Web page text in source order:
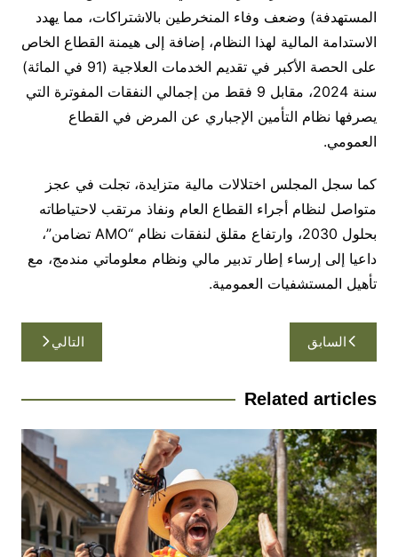
المستهدفة) وضعف وفاء المنخرطين بالاشتراكات، مما يهدد
الاستدامة المالية لهذا النظام، إضافة إلى هيمنة القطاع الخاص
على الحصة الأكبر في تقديم الخدمات العلاجية (91 في المائة)
سنة 2024، مقابل 9 فقط من إجمالي النفقات المفوترة التي
يصرفها نظام التأمين الإجباري عن المرض في القطاع
العمومي.
كما سجل المجلس اختلالات مالية متزايدة، تجلت في عجز
متواصل لنظام أجراء القطاع العام ونفاذ مرتقب لاحتياطاته
بحلول 2030، وارتفاع مقلق لنفقات نظام “AMO تضامن”،
داعيا إلى إرساء إطار تدبير مالي ونظام معلوماتي مندمج، مع
تأهيل المستشفيات العمومية.
تصفّح
المقالات
السابق التالي
Related articles